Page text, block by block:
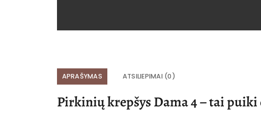
APRAŠYMAS ATSILIEPIMAI (0)
Pirkinių krepšys Dama 4 – tai